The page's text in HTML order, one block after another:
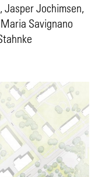
Jasper Jochimsen,
Savignano